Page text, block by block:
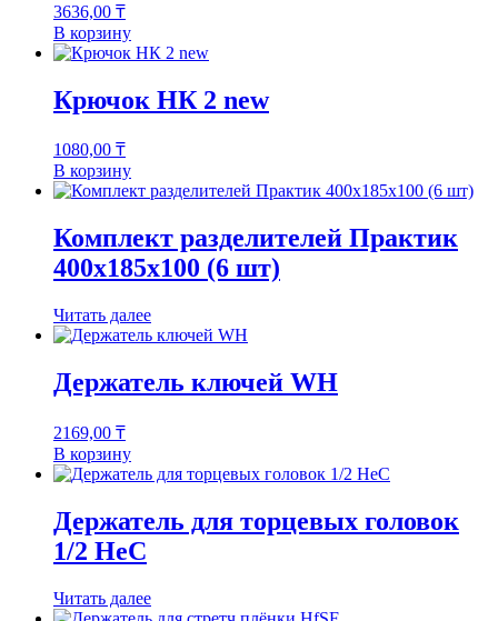
3636,00 ₸
В корзину
Крючок НК 2 new
1080,00 ₸
В корзину
Комплект разделителей Практик
400x185x100 (6 шт)
Читать далее
Держатель ключей WH
2169,00 ₸
В корзину
Держатель для торцевых головок
1/2 HeC
Читать далее